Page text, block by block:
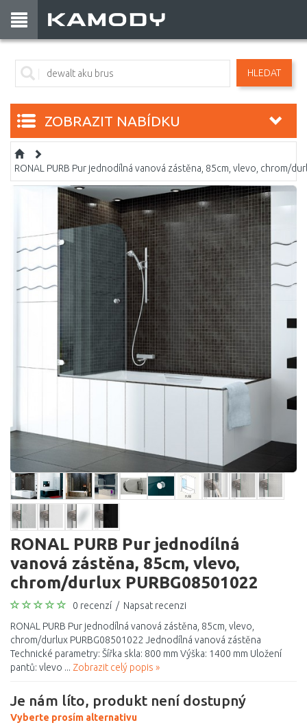
HLEDAT
ZOBRAZIT NABÍDKU
RONAL PURB Pur jednodílná vanová zástěna, 85cm, vlevo, chrom/
RONAL PURB Pur jednodílná
vanová zástěna, 85cm, vlevo,
chrom/durlux PURBG08501022
0 recenzí / Napsat recenzi
RONAL PURB Pur jednodílná vanová zástěna, 85cm, vlevo,
chrom/durlux PURBG08501022 Jednodílná vanová zástěna
Technické parametry: Šířka skla: 800 mm Výška: 1400 mm Uložení
pantů: vlevo ... Zobrazit celý popis »
Je nám líto, produkt není dostupný
Vyberte prosím alternativu